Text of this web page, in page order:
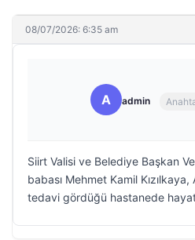
08/07/2026: 6:35 am
A admin
Siirt Valisi ve Belediye Başkan
babası Mehmet Kamil
tedavi gördüğü hastanede